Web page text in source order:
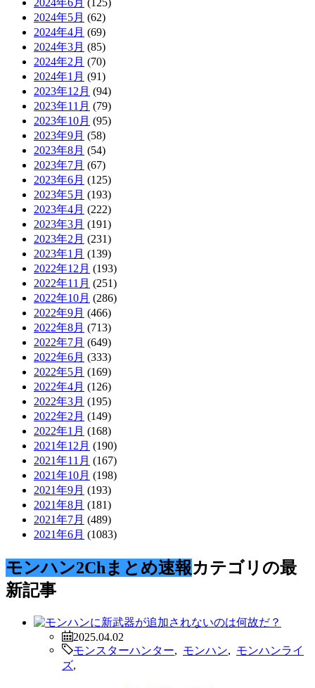
2024年5月 (62)
2024年4月 (69)
2024年3月 (85)
2024年2月 (70)
2024年1月 (91)
2023年12月 (94)
2023年11月 (79)
2023年10月 (95)
2023年9月 (58)
2023年8月 (54)
2023年7月 (67)
2023年6月 (125)
2023年5月 (193)
2023年4月 (222)
2023年3月 (191)
2023年2月 (231)
2023年1月 (139)
2022年12月 (193)
2022年11月 (251)
2022年10月 (286)
2022年9月 (466)
2022年8月 (713)
2022年7月 (649)
2022年6月 (333)
2022年5月 (169)
2022年4月 (126)
2022年3月 (195)
2022年2月 (149)
2022年1月 (168)
2021年12月 (190)
2021年11月 (167)
2021年10月 (198)
2021年9月 (193)
2021年8月 (181)
2021年7月 (489)
2021年6月 (1083)
モンハン2Chまとめ速報カテゴリの最
新記事
2025.04.02
モンスターハンター
モンハン
モンハンライ
ズ